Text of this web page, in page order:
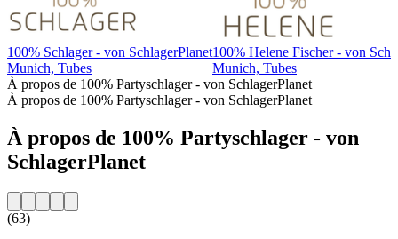
100% Schlager - von SchlagerPlanet
Munich, Tubes
100% Helene Fischer - von
Munich, Tubes
À propos de 100% Partyschlager - von SchlagerPlanet
À propos de 100% Partyschlager - von SchlagerPlanet
À propos de 100% Partyschlager - von
SchlagerPlanet
(63)